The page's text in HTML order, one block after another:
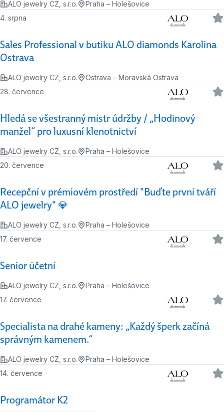
ALO jewelry CZ, s.r.o. Praha – Holešovice
Sales Professional v butiku ALO diamonds Karolina
Ostrava
4. srpna
ALO jewelry CZ, s.r.o. Ostrava – Moravská Ostrava
Hledá se všestranný mistr údržby / „Hodinový
manžel“ pro luxusní klenotnictví
28. července
ALO jewelry CZ, s.r.o. Praha – Holešovice
Recepční v prémiovém prostředí "Buďte první tváří
ALO jewelry" 💎
20. července
ALO jewelry CZ, s.r.o. Praha – Holešovice
Senior účetní
17. července
ALO jewelry CZ, s.r.o. Praha – Holešovice
Specialista na drahé kameny: „Každý šperk začíná
správným kamenem.“
17. července
ALO jewelry CZ, s.r.o. Praha – Holešovice
Programátor K2
14. července